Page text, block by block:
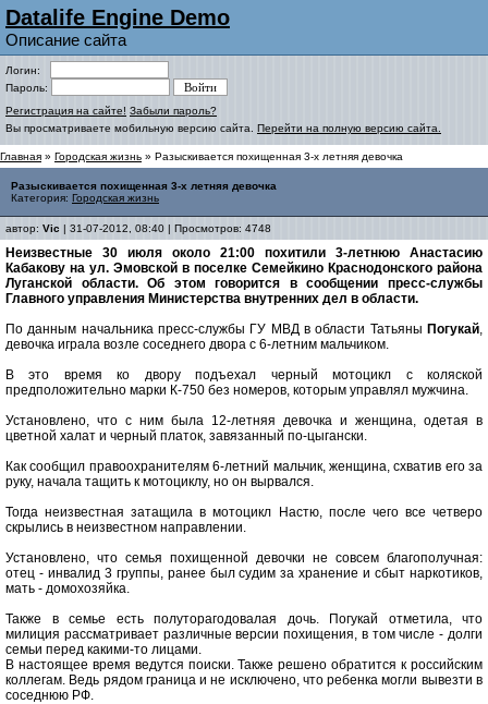
Datalife Engine Demo
Описание сайта
Логин:
Пароль:
Регистрация на сайте! Забыли пароль?
Вы просматриваете мобильную версию сайта. Перейти на полную версию сайта.
Главная » Городская жизнь » Разыскивается похищенная 3-х летняя девочка
Разыскивается похищенная 3-х летняя девочка
Категория: Городская жизнь
автор: Vic | 31-07-2012, 08:40 | Просмотров: 4748
Неизвестные 30 июля около 21:00 похитили 3-летнюю Анастасию
Кабакову на ул. Эмовской в поселке Семейкино Краснодонского района
Луганской области. Об этом говорится в сообщении пресс-службы
Главного управления Министерства внутренних дел в области.
По данным начальника пресс-службы ГУ МВД в области Татьяны Погукай,
девочка играла возле соседнего двора с 6-летним мальчиком.
В это время ко двору подъехал черный мотоцикл с коляской
предположительно марки К-750 без номеров, которым управлял мужчина.
Установлено, что с ним была 12-летняя девочка и женщина, одетая в
цветной халат и черный платок, завязанный по-цыгански.
Как сообщил правоохранителям 6-летний мальчик, женщина, схватив его за
руку, начала тащить к мотоциклу, но он вырвался.
Тогда неизвестная затащила в мотоцикл Настю, после чего все четверо
скрылись в неизвестном направлении.
Установлено, что семья похищенной девочки не совсем благополучная:
отец - инвалид 3 группы, ранее был судим за хранение и сбыт наркотиков,
мать - домохозяйка.
Также в семье есть полуторагодовалая дочь. Погукай отметила, что
милиция рассматривает различные версии похищения, в том числе - долги
семьи перед какими-то лицами.
В настоящее время ведутся поиски. Также решено обратится к российским
коллегам. Ведь рядом граница и не исключено, что ребенка могли вывезти в
соседнюю РФ.